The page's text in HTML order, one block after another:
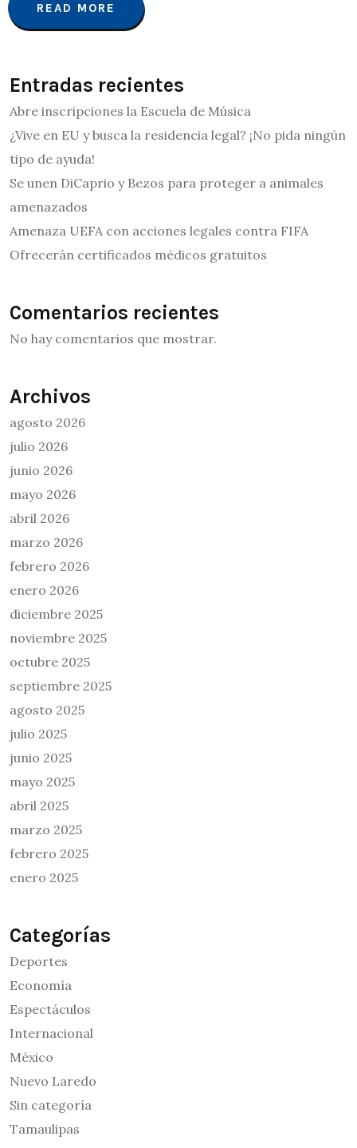
READ MORE
Entradas recientes
Abre inscripciones la Escuela de Música
¿Vive en EU y busca la residencia legal? ¡No pida ningún
tipo de ayuda!
Se unen DiCaprio y Bezos para proteger a animales
amenazados
Amenaza UEFA con acciones legales contra FIFA
Ofrecerán certificados médicos gratuitos
Comentarios recientes
No hay comentarios que mostrar.
Archivos
agosto 2026
julio 2026
junio 2026
mayo 2026
abril 2026
marzo 2026
febrero 2026
enero 2026
diciembre 2025
noviembre 2025
octubre 2025
septiembre 2025
agosto 2025
julio 2025
junio 2025
mayo 2025
abril 2025
marzo 2025
febrero 2025
enero 2025
Categorías
Deportes
Economía
Espectáculos
Internacional
México
Nuevo Laredo
Sin categoría
Tamaulipas